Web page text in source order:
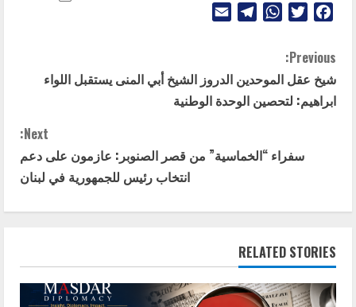
Facebook
Twitter
WhatsApp
Telegram
Email
C
o
u
e
Previous:
شيخ عقل الموحدين الدروز الشيخ أبي المنى يستقبل اللواء
ابراهيم: لتحصين الوحدة الوطنية
Next:
سفراء “الخماسية” من قصر الصنوبر: عازمون على دعم
انتخاب رئيس للجمهورية في لبنان
RELATED STORIES